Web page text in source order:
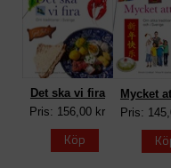
Det ska vi fira
Pris: 156,00 kr
Köp
Mycket
Pris: